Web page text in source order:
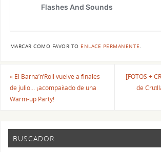
MARCAR COMO FAVORITO ENLACE PERMANENTE.
«El Barna’n’Roll vuelve a finales
de julio… ¡acompañado de una
Warm-up Party!
[FOTOS +
de
BUSCADOR